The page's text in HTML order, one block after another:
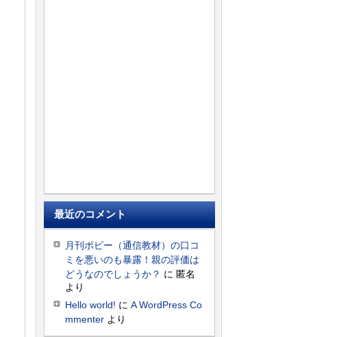
最近のコメント
月刊ポピー（通信教材）の口コ
ミを悪いのも暴露！親の評価は
どうなのでしょうか？ に 匿名
より
Hello world! に A WordPress Co
mmenter より